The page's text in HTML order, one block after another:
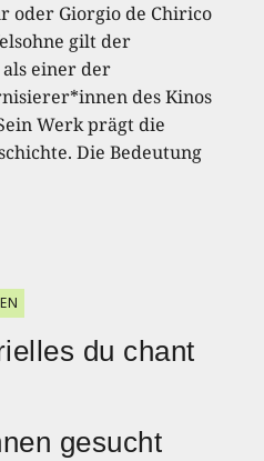
oder Giorgio de Chirico
gilt der
einer der
des Kinos
Werk prägt die
Die Bedeutung
du chant
gesucht